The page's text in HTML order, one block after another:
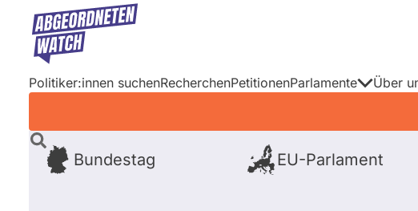
Direkt
Inhalt
Politiker:innen suchenRecherchenPetitionenParlamente
Bundestag EU-Parlament
Über